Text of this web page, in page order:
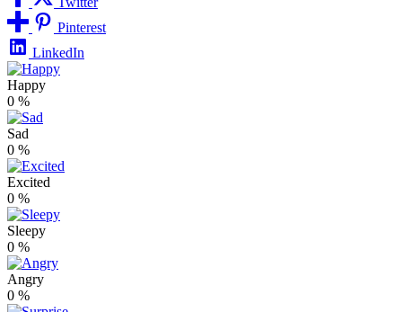
Pinterest
LinkedIn
Happy
0 %
Sad
0 %
Excited
0 %
Sleepy
0 %
Angry
0 %